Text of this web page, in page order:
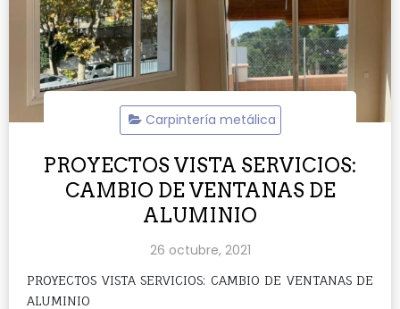
Carpintería metálica
PROYECTOS VISTA SERVICIOS:
CAMBIO DE VENTANAS DE
ALUMINIO
26 octubre, 2021
PROYECTOS VISTA SERVICIOS: CAMBIO DE VENTANAS DE
ALUMINIO